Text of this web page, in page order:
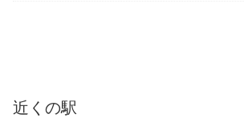
近くの駅